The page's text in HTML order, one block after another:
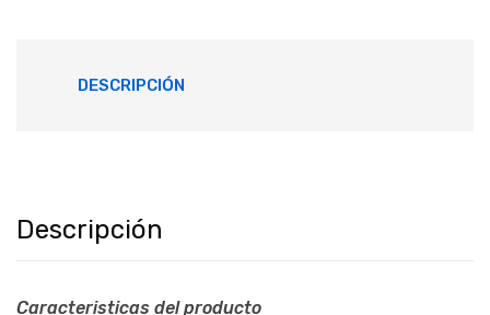
DESCRIPCIÓN
Descripción
Caracteristicas del producto